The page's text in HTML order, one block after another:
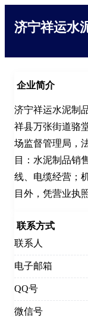
济宁祥运水
企业简介
济宁祥运水泥制
祥县万张街道骆
场监督管理局，
目：水泥制品销
线、电缆经营；
目外，凭营业执
联系方式
联系人
电子邮箱
QQ号
微信号